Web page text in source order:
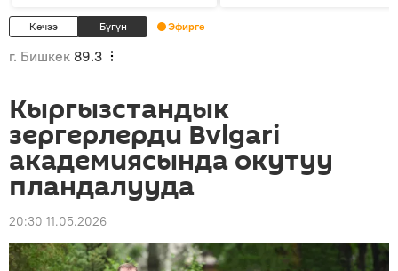
Кечээ Бүгүн Эфирге
г. Бишкек 89.3
Кыргызстандык
зергерлерди Bvlgari
академиясында окутуу
пландалууда
20:30 11.05.2026